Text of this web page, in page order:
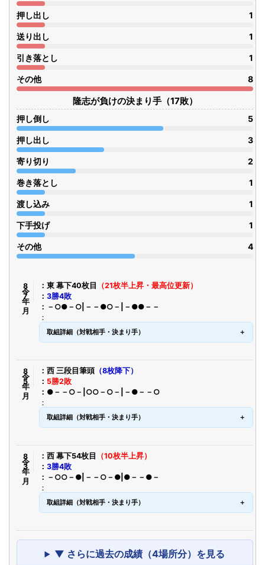
押し出し 1
送り出し 1
引き落とし 1
その他 8
隆志が負けの決まり手（17敗）
押し倒し 5
押し出し 3
寄り切り 2
巻き落とし 1
渡し込み 1
下手投げ 1
その他 4
令8年7月 東 幕下40枚目
（21枚半上昇・最高位更新）
3勝4敗
－○●－○|－－●○－|－●●－－
取組詳細（対戦相手・決まり手）
令8年5月 西 三段目筆頭 （8枚降下）
5勝2敗
●－－○－|○○－○－|－●－－○
取組詳細（対戦相手・決まり手）
令8年3月 西 幕下54枚目
（10枚半上昇）
3勝4敗
－○○－●|－－○－●|●－－●－
取組詳細（対戦相手・決まり手）
▼ さらに過去の成績（4場所分）を見る